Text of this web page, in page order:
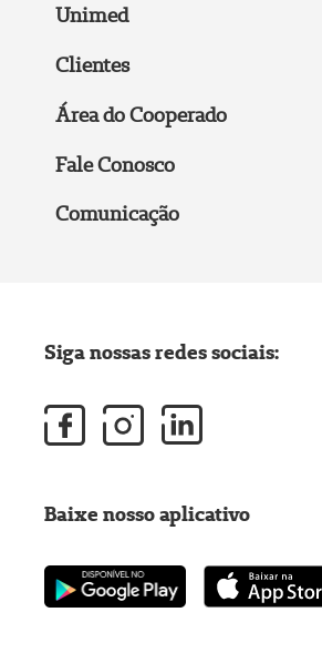
Unimed
Clientes
Área do Cooperado
Fale Conosco
Comunicação
Siga nossas redes sociais:
Baixe nosso aplicativo